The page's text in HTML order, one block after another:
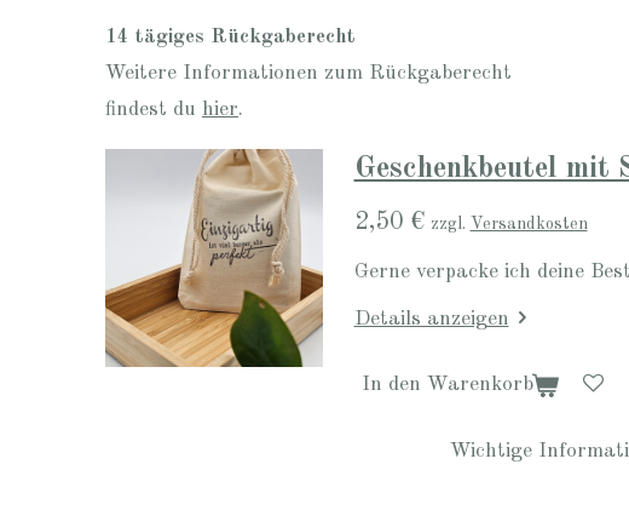
14 tägiges Rückgaberecht
Weitere Informationen zum Rückgaberecht
findest du hier.
Geschenkbeutel mit
2,50 € zzgl. Versandkosten
Gerne verpacke ich deine
Details anzeigen
In den Warenkorb
Wichtige